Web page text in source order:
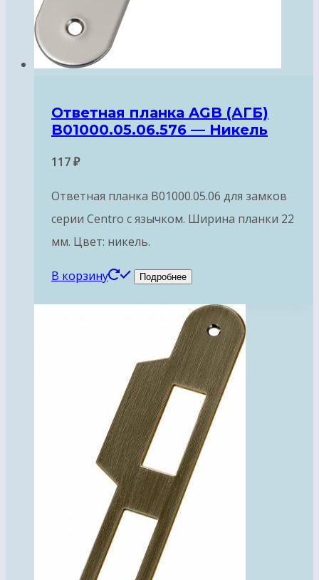
Ответная планка AGB (АГБ)
B01000.05.06.576 — Никель
117₽
Ответная планка B01000.05.06 для замков
серии Centro с язычком. Ширина планки 22
мм. Цвет: никель.
В корзину Подробнее